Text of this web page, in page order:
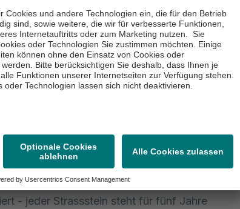
Gesichtern, einer fröhlichen Atmosphäre,
guten Gesprächen.
rege Teilnahme und das große Interesse an
Solche Begegnungen zeigen immer wieder,
war erneut die Verleihung unserer traditionellen
Rehabilitandinnen und Rehabilitanden. Diese
unseren Ergotherapeutinnen und
Hand gefertigt. Die Wiesenburger sind mit
- jeder Strassstein steht für fünf Jahre